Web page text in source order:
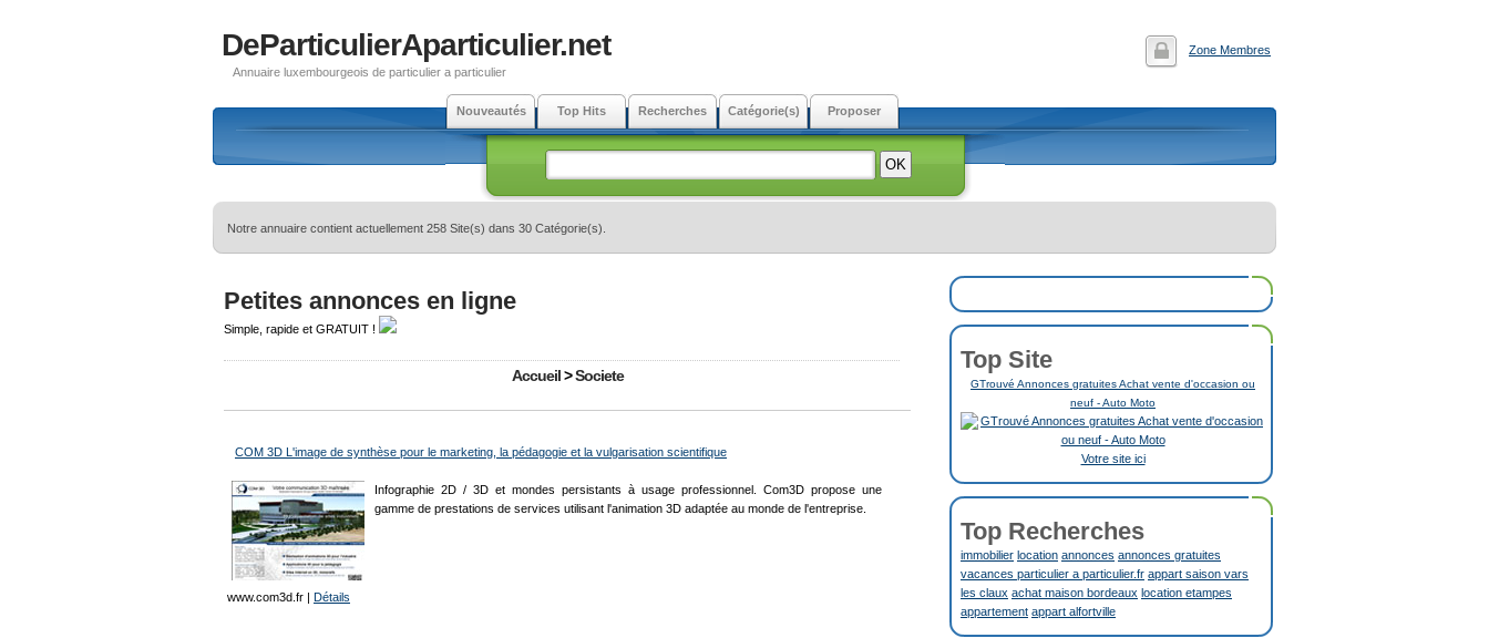
Zone Membres
DeParticulierAparticulier.net
Annuaire luxembourgeois de particulier a particulier
Nouveautés Top Hits Recherches Catégorie(s) Proposer
Notre annuaire contient actuellement 258 Site(s) dans 30 Catégorie(s).
Petites annonces en ligne
Simple, rapide et GRATUIT !
Accueil>Societe
COM 3D L'image de synthèse pour le marketing, la pédagogie et la vulgarisation scientifique
Infographie 2D / 3D et mondes persistants à usage professionnel. Com3D propose une
gamme de prestations de services utilisant l'animation 3D adaptée au monde de l'entreprise.
www.com3d.fr | Détails
Top Site
GTrouvé Annonces gratuites Achat vente d'occasion ou
neuf - Auto Moto
Votre site ici
Top Recherches
immobilier location annonces annonces gratuites
vacances particulier a particulier.fr appart saison vars
les claux achat maison bordeaux location etampes
appartement appart alfortville